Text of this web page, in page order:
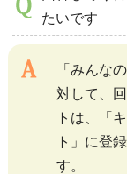
たいです
「みんな
対して、
トは、「
ト」に登
す。